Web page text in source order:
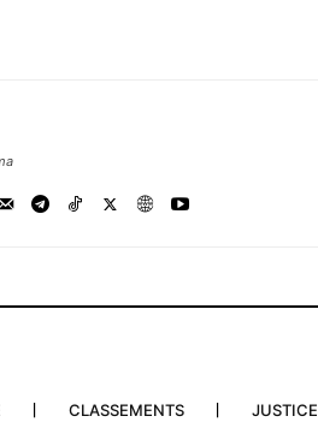
CLASSEMENTS JUSTICE